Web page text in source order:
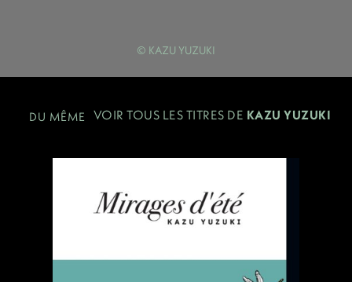
© KAZU YUZUKI
VOIR TOUS LES TITRES DE KAZU YUZUKI
DU MÊME AUTEUR